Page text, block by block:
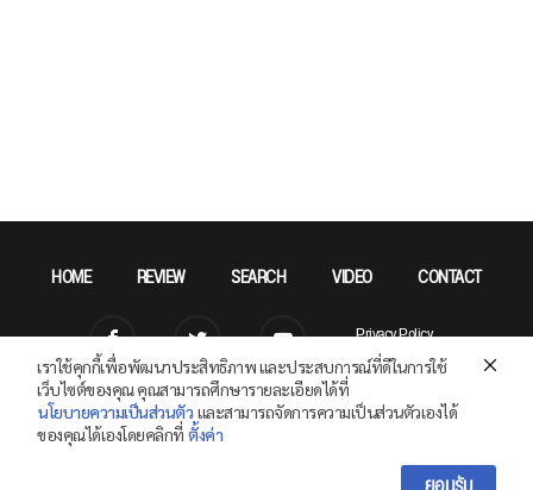
HOME REVIEW SEARCH VIDEO CONTACT
Privacy Policy
Copyright © 2026 SPECPHONE.COM All Right Reserved.
เราใช้คุกกี้เพื่อพัฒนาประสิทธิภาพ และประสบการณ์ที่ดีในการใช้
เว็บไซต์ของคุณ คุณสามารถศึกษารายละเอียดได้ที่
นโยบายความเป็นส่วนตัว และสามารถจัดการความเป็นส่วนตัวเองได้
ของคุณได้เองโดยคลิกที่ ตั้งค่า